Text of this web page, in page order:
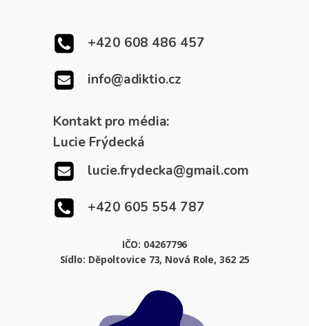
+420 608 486 457
info@adiktio.cz
Kontakt pro média:
Lucie Frýdecká
lucie.frydecka@gmail.com
+420 605 554 787
IČO: 04267796
Sídlo: Děpoltovice 73, Nová Role, 362 25